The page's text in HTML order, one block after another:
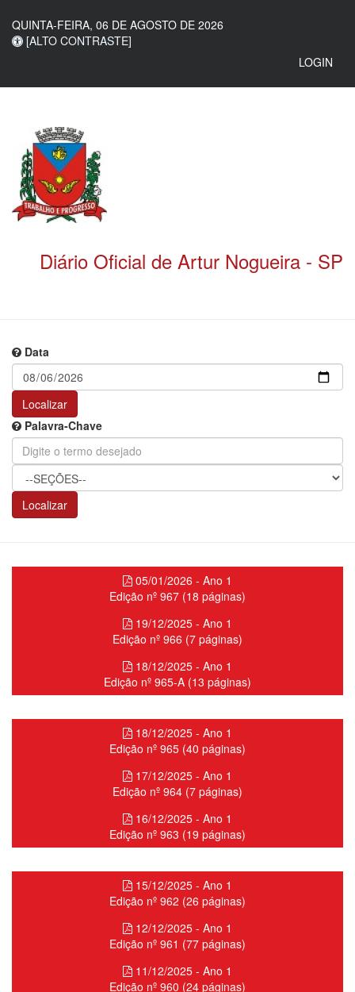
QUINTA-FEIRA, 06 DE AGOSTO DE 2026
[ALTO CONTRASTE]
LOGIN
Diário Oficial de Artur Nogueira - SP
Data
Localizar
Palavra-Chave
Localizar
05/01/2026 - Ano 1
Edição nº 967 (18 páginas)
19/12/2025 - Ano 1
Edição nº 966 (7 páginas)
18/12/2025 - Ano 1
Edição nº 965-A (13 páginas)
18/12/2025 - Ano 1
Edição nº 965 (40 páginas)
17/12/2025 - Ano 1
Edição nº 964 (7 páginas)
16/12/2025 - Ano 1
Edição nº 963 (19 páginas)
15/12/2025 - Ano 1
Edição nº 962 (26 páginas)
12/12/2025 - Ano 1
Edição nº 961 (77 páginas)
11/12/2025 - Ano 1
Edição nº 960 (24 páginas)